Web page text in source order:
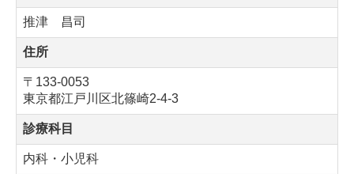
推津 昌司
住所
〒133-0053
東京都江戸川区北篠崎2-4-3
診療科目
内科・小児科